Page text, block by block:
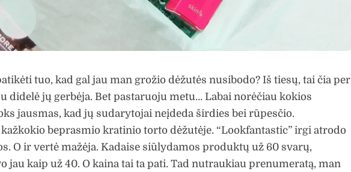
tuo, kad gal jau man grožio dėžutės nusibodo? Iš tiesų, tai čia per
didelė jų gerbėja. Bet pastaruoju metu… Labai norėčiau kokios
jausmas, kad jų sudarytojai neįdeda širdies bei rūpesčio.
beprasmio kratinio torto dėžutėje. “Lookfantastic” irgi atrodo
O ir vertė mažėja. Kadaise siūlydamos produktų už 60 svarų,
jau kaip už 40. O kaina tai ta pati. Tad nutraukiau prenumeratą, man